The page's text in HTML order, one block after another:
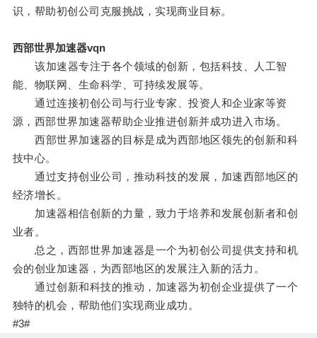
识，帮助初创公司克服挑战，实现商业目标。
西部世界加速器vqn
该加速器专注于各个领域的创新，包括科技、人工智
能、物联网、生命科学、可持续发展等。
通过连接初创公司与行业专家、投资人和企业家等资
源，西部世界加速器帮助企业推进创新并成功进入市场。
西部世界加速器的目标是成为西部地区领先的创新和科
技中心。
通过支持创业公司，推动科技的发展，加速西部地区的
经济增长。
加速器相信创新的力量，致力于培养和发展创新者和创
业者。
总之，西部世界加速器是一个为初创公司提供支持和机
会的创业加速器，为西部地区的发展注入新的活力。
通过创新和科技的推动，加速器为初创企业提供了一个
独特的机会，帮助他们实现商业成功。
#3#